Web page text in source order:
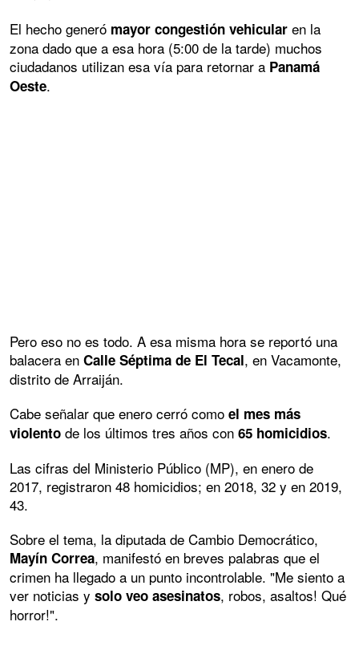
El hecho generó mayor congestión vehicular en la
zona dado que a esa hora (5:00 de la tarde) muchos
ciudadanos utilizan esa vía para retornar a Panamá
Oeste.
Pero eso no es todo. A esa misma hora se reportó una
balacera en Calle Séptima de El Tecal, en Vacamonte,
distrito de Arraiján.
Cabe señalar que enero cerró como el mes más
violento de los últimos tres años con 65 homicidios.
Las cifras del Ministerio Público (MP), en enero de
2017, registraron 48 homicidios; en 2018, 32 y en 2019,
43.
Sobre el tema, la diputada de Cambio Democrático,
Mayín Correa, manifestó en breves palabras que el
crimen ha llegado a un punto incontrolable. "Me siento a
ver noticias y solo veo asesinatos, robos, asaltos! Qué
horror!".